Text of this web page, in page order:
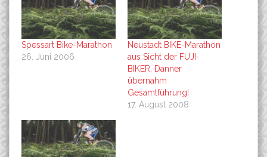
Spessart Bike-Marathon
26. Juni 2006
Neustadt BIKE-Marathon
aus Sicht der FUJI-
BIKER, Danner
übernahm
Gesamtführung!
17. August 2008